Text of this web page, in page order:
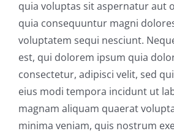
Glatz Vita Collectie
Glatz parasoldoeken
Glatz stofstalen collectie
quia voluptas sit aspernatur aut
quia consequuntur magni
voluptatem sequi nesciunt.
est, qui dolorem ipsum quia
consectetur, adipisci velit, sed
eius modi tempora incidunt ut
magnam aliquam quaerat
minima veniam, quis nostrum